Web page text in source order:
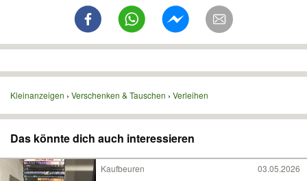
Kleinanzeigen Verschenken & Tauschen Verleihen
Das könnte dich auch interessieren
Kaufbeuren 03.05.2026